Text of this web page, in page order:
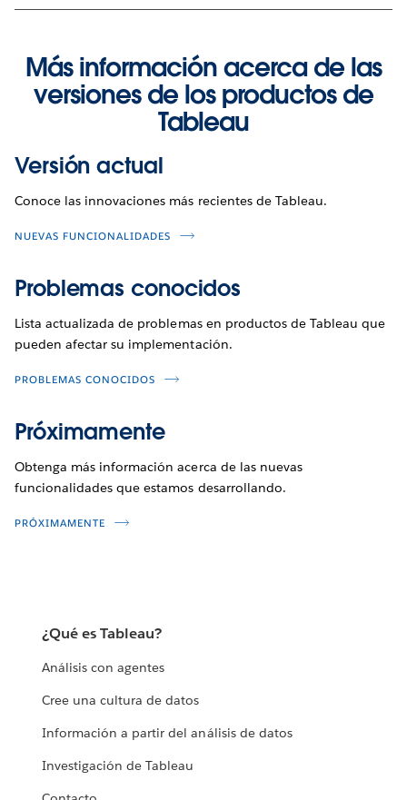
Más información acerca de las
versiones de los productos de
Tableau
Versión actual
Conoce las innovaciones más recientes de Tableau.
NUEVAS FUNCIONALIDADES
Problemas conocidos
Lista actualizada de problemas en productos de Tableau que
pueden afectar su implementación.
PROBLEMAS CONOCIDOS
Próximamente
Obtenga más información acerca de las nuevas
funcionalidades que estamos desarrollando.
PRÓXIMAMENTE
¿Qué es Tableau?
Análisis con agentes
Cree una cultura de datos
Información a partir del análisis de datos
Investigación de Tableau